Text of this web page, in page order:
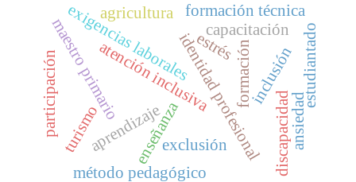
formación
atención inclusivaidentidad profesional
enseñanza
aprendizaje
inclusión
exclusión discapacidad
capacitación
estrés
ansiedad
exigencias laborales
maestro primario
método pedagógico
agricultura formación técnica
turismo
participación estudiantado